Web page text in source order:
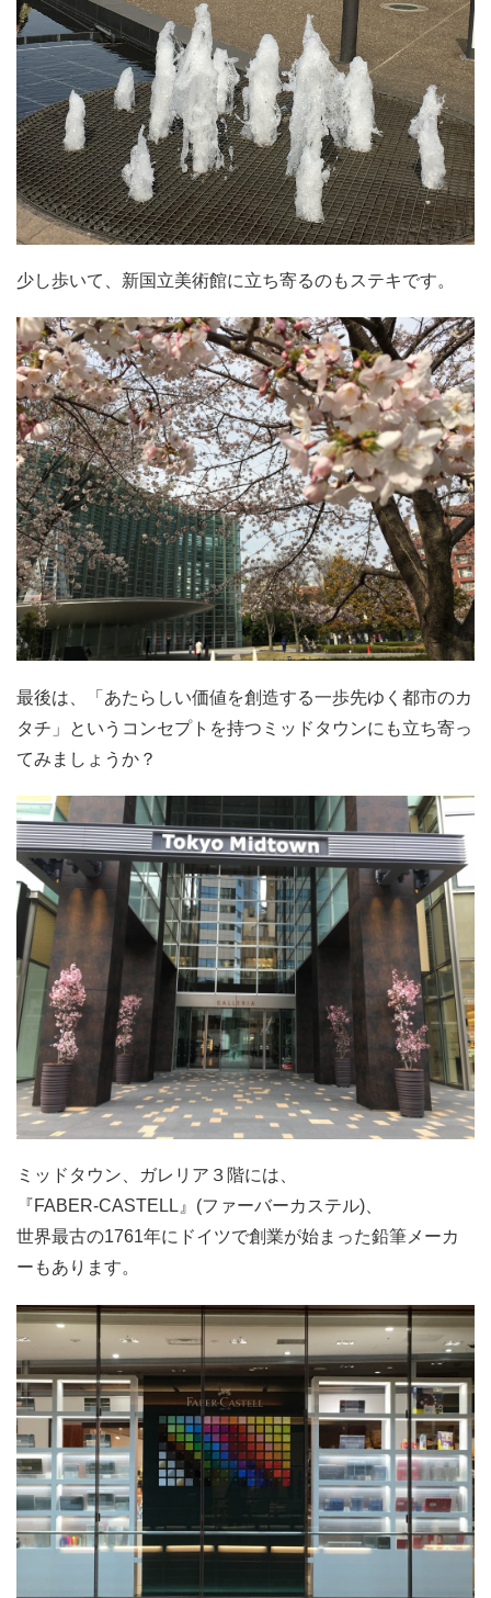
少し歩いて、新国立美術館に立ち寄るのもステキです。
最後は、「あたらしい価値を創造する一歩先ゆく都市のカ
タチ」というコンセプトを持つミッドタウンにも立ち寄っ
てみましょうか？
ミッドタウン、ガレリア３階には、
『FABER-CASTELL』(ファーバーカステル)、
世界最古の1761年にドイツで創業が始まった鉛筆メーカ
ーもあります。